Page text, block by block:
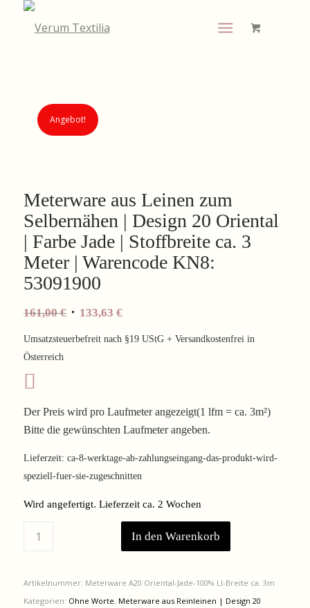
Angebot!
Meterware aus Leinen zum
Selbernähen | Design 20 Oriental
| Farbe Jade | Stoffbreite ca. 3
Meter | Warencode KN8:
53091900
161,00€ Ursprünglicher
war:
133,63 €Aktueller
ist:
Umsatzsteuerbefreit nach §19 UStG + Versandkostenfrei in
Österreich
Der Preis wird pro Laufmeter angezeigt(1 lfm = ca. 3m²)
Bitte die gewünschten Laufmeter angeben.
Lieferzeit: ca-8-werktage-ab-zahlungseingang-das-produkt-wird-
speziell-fuer-sie-zugeschnitten
Wird angefertigt. Lieferzeit ca. 2 Wochen
In den Warenkorb
Artikelnummer: Meterware A20 Oriental-Jade-100% LI-Breite ca. 3m
Kategorien: Ohne Worte, Meterware aus Reinleinen | Design 20